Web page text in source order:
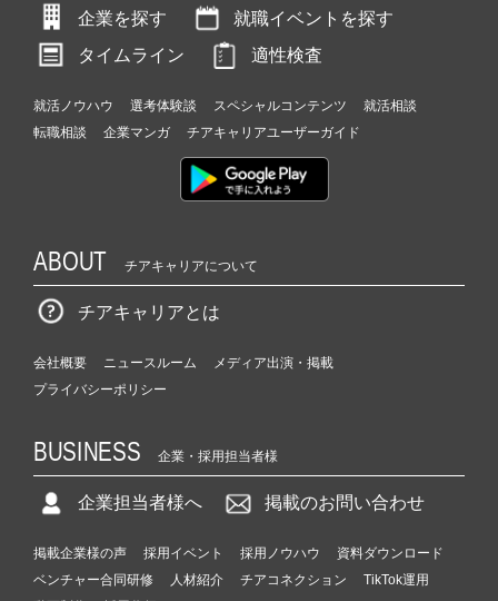
企業を探す
就職イベントを探す
タイムライン
適性検査
就活ノウハウ 選考体験談 スペシャルコンテンツ
就活相談
転職相談
企業マンガ チアキャリアユーザーガイド
ABOUT チアキャリアについて
チアキャリアとは
会社概要 ニュースルーム
メディア出演・掲載
プライバシーポリシー
BUSINESS 企業・採用担当者様
企業担当者様へ 掲載のお問い合わせ
掲載企業様の声 採用イベント 採用ノウハウ
資料ダウンロード
ベンチャー合同研修
人材紹介 チアコネクション
TikTok運用